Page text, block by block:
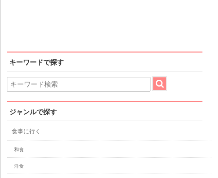
キーワードで探す
ジャンルで探す
食事に行く
和食
洋食